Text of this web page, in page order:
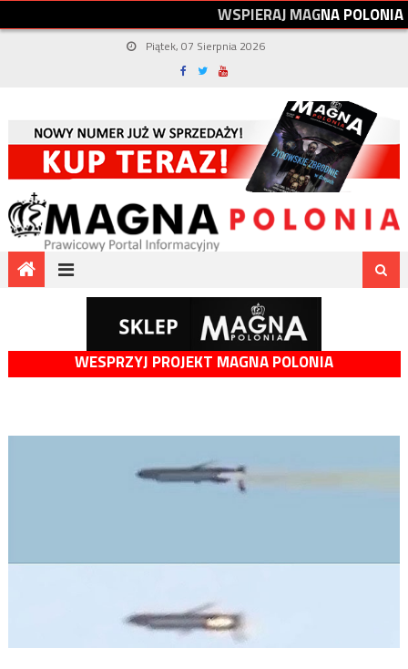
WSPIERAJMAGNAPOLONIA
Piątek, 07 Sierpnia 2026
WESPRZYJ PROJEKT MAGNA POLONIA